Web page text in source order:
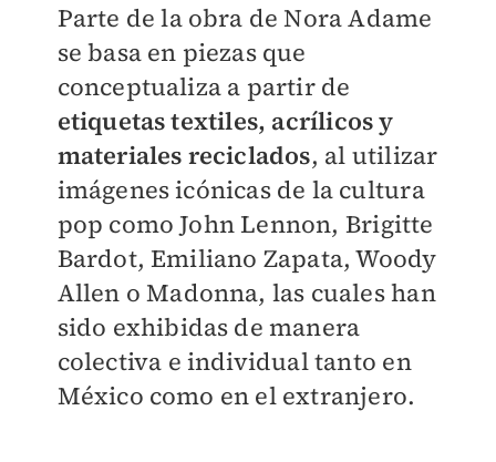
Parte de la obra de Nora Adame
se basa en piezas que
conceptualiza a partir de
etiquetas textiles, acrílicos y
materiales reciclados, al utilizar
imágenes icónicas de la cultura
pop como John Lennon, Brigitte
Bardot, Emiliano Zapata, Woody
Allen o Madonna, las cuales han
sido exhibidas de manera
colectiva e individual tanto en
México como en el extranjero.